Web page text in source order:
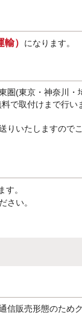
） になります。
圏(東京・神奈川・
で取付けまで行い
りいたしますので
す。
さい。
信販売形態のため